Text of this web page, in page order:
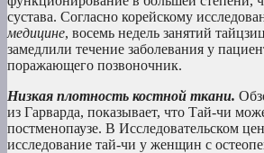
сустава. Согласно корейскому
медицине, восемь недель занятий
замедлили течение заболевания у
поражающего позвоночник.
Низкая плотность костной ткани.
из Гарварда, показывает, что Tай-чи
постменопаузе. В Исследовательском
исследование тай-чи у женщин с